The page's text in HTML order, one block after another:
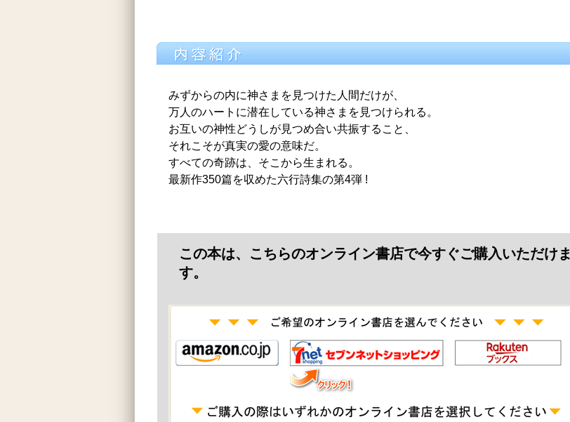
みずからの内に神さまを見つけた人間だけが、
万人のハートに潜在している神さまを見つけられる。
お互いの神性どうしが見つめ合い共振すること、
それこそが真実の愛の意味だ。
すべての奇跡は、そこから生まれる。
最新作350篇を収めた六行詩集の第4弾 !
この本は、こちらのオンライン書店で今すぐご購入いただけま
す。